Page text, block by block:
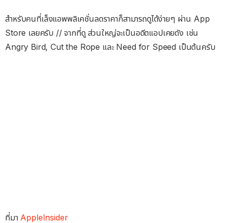
สำหรับคนที่เล็งแอพพลิเคชั่นลดราคาก็สามารถดูได้ง่ายๆ ผ่าน App
Store เลยครับ // จากที่ดู ส่วนใหญ่จะเป็นอดีตแอปเคยดัง เช่น
Angry Bird, Cut the Rope และ Need for Speed เป็นต้นครับ
ที่มา AppleInsider